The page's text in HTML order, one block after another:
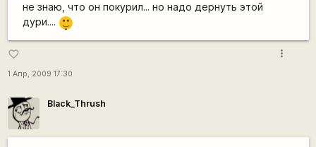
не знаю, что он покурил... но надо дернуть этой
дури....
|-)
_)
favorite_border
1 Апр, 2009 17:30
more_vert
Black_Thrush